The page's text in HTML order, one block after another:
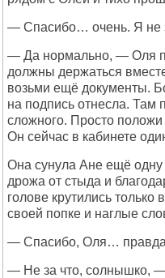
— Спасибо… очень. Я не
— Да нормально, — Оля
должны держаться
возьми ещё документы.
на подпись отнесла. Там
сложного. Просто
Он сейчас в кабинете
Она сунула Ане ещё одну
дрожа от стыда и
голове крутились только
своей попке и наглые
— Спасибо, Оля…
— Не за что, солнышко, —